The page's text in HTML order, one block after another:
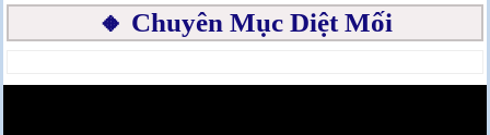
🔸 Chuyên Mục Diệt Mối